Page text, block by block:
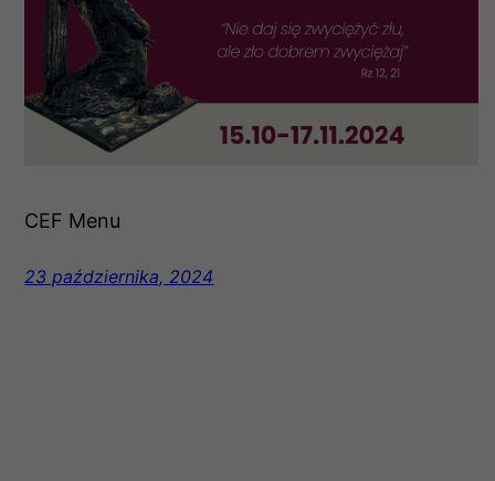
CEF Menu
23 października, 2024